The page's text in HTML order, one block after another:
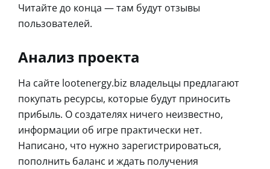
Читайте до конца — там будут отзывы
пользователей.
Анализ проекта
На сайте lootenergy.biz владельцы предлагают
покупать ресурсы, которые будут приносить
прибыль. О создателях ничего неизвестно,
информации об игре практически нет.
Написано, что нужно зарегистрироваться,
пополнить баланс и ждать получения